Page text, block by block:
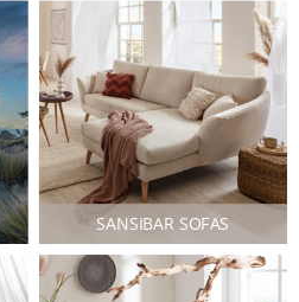
SANSIBAR SOFAS